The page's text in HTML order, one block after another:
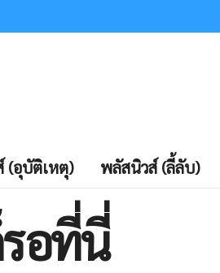
(อุบัติเหตุ) พลัสนิวส์ (ลี้ลับ)
อที่นี่